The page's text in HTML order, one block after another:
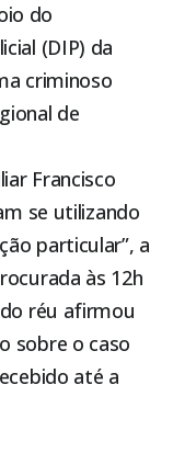
do
(DIP) da
criminoso
de
Francisco
se utilizando
particular”, a
às 12h
réu afirmou
sobre o caso
até a